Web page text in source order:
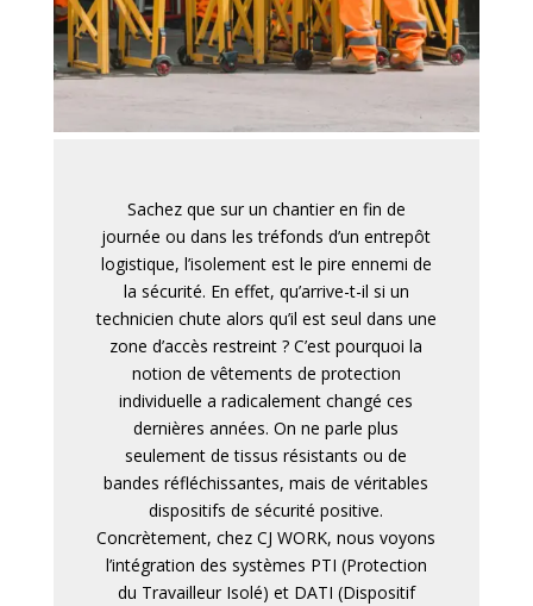
Sachez que sur un chantier en fin de
journée ou dans les tréfonds d’un entrepôt
logistique, l’isolement est le pire ennemi de
la sécurité. En effet, qu’arrive-t-il si un
technicien chute alors qu’il est seul dans une
zone d’accès restreint ? C’est pourquoi la
notion de vêtements de protection
individuelle a radicalement changé ces
dernières années. On ne parle plus
seulement de tissus résistants ou de
bandes réfléchissantes, mais de véritables
dispositifs de sécurité positive.
Concrètement, chez CJ WORK, nous voyons
l’intégration des systèmes PTI (Protection
du Travailleur Isolé) et DATI (Dispositif